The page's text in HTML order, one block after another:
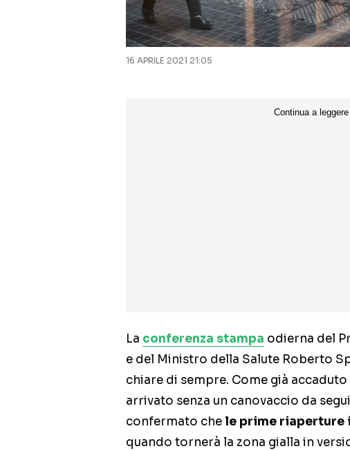
16 APRILE 2021 21:05
La conferenza stampa odierna del
e del Ministro della Salute Roberto
chiare di sempre. Come già
arrivato senza un canovaccio da
confermato chele prime riaperture
quando tornerà la zona gialla in